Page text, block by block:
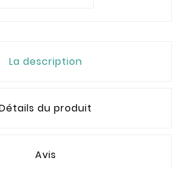
La description
du produit
Avis